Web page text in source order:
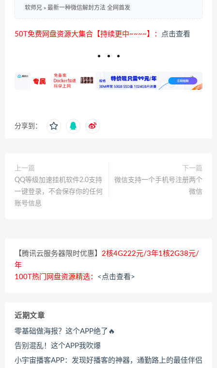
软师兄 » 最新一种微信解封方法 全网首发
50T免费网盘资源大集合【持续更中~~~~】： 点击查看
分享到：
上一篇
QQ等级加速挂机软件2.0支持
一键登录，不会保存你的任何
账号信息
下一篇
微信支持一个手机号注册两个
微信
【腾讯云服务器限时优惠】 2核4G222元/3年1核2G38元/
年
100T热门网盘资源精选： <点击查看>
近期文章
零基础做海报？这个APP绝了🔥
告别混乱！这个APP我吹爆
小宇宙播客APP：发现好播客的神器，通勤路上的最佳伴侣